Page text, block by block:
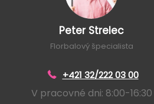
Peter Strelec
Florbalový špecialista
+421 32/222 03 00
V pracovné dni: 8:00-16:30